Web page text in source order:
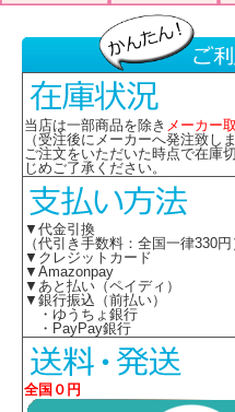
・スカーフループ(R) サポートループ付
・補強仕様胸ポケット
・ネームホール
・後ろファスナー
・消臭テープ
※取り寄せ商品、在庫有無、納期後日
※サイズ表には19号(トップス)、23号(
が、備蓄されていない製品もございま
ます。
★ 関連シリーズを全て見る
当店は一部商品を除き メーカー
（受注後にメーカーへ発注致しま
ご注文をいただいた時点で在庫
じめご了承ください。
▼代金引換
（代引き手数料：全国一律330円
▼クレジットカード
▼Amazonpay
▼あと払い（ペイディ）
▼銀行振込（前払い）
・ゆうちょ銀行
・PayPay銀行
全国０円